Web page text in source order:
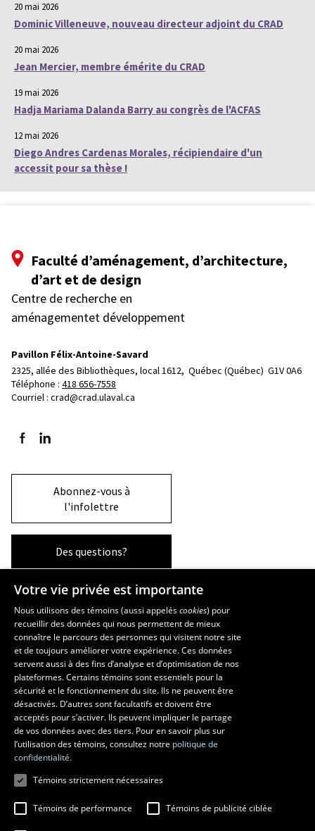
20 mai 2026
Dominic Villeneuve, nouveau directeur adjoint du CRAD
20 mai 2026
Jean Mercier, membre émérite du CRAD
19 mai 2026
Hadja Mariama Dalanda Barry au congrès de l'ACFAS
12 mai 2026
Diego Andres Cardenas Morales, récipiendaire d'un
accessit pour sa thèse !
Faculté d’aménagement, d’architecture,
d’art et de design
Centre de recherche en
aménagementet développement
Pavillon Félix-Antoine-Savard
2325, allée des Bibliothèques, local 1612, Québec (Québec)  G1V 0A6
Téléphone : 418 656-7558
Courriel : crad@crad.ulaval.ca
Suivez-nous sur Facebook
Suivez-nous sur LinkedIn
Abonnez-vous à
l'infolettre
Des questions?
La Faculté et ses écoles
Faculté d’aménagement, d’architecture, d’art et de design
École d’art
École supérieure d’aménagement du territoire et de développement
régional
École d’architecture
École de design
Votre vie privée est importante
Nous utilisons des témoins (aussi appeléscookies) pour
recueillir des données qui nous permettent de mieux
connaître le parcours des personnes qui visitent notre site
et de toujours améliorer votre expérience. Ces données
servent aussi à des fins d’analyse et d’optimisation de nos
plateformes. Certains témoins sont essentiels pour la
sécurité et le fonctionnement du site. Ils ne peuvent être
désactivés. D’autres sont facultatifs et doivent être
acceptés pour s’activer. Ils peuvent impliquer le partage
de vos données avec des tiers. Pour en savoir plus sur
l’utilisation des témoins, consultez notre politique de
confidentialité.
Témoins strictement nécessaires
Témoins de performance Témoins de publicité ciblée